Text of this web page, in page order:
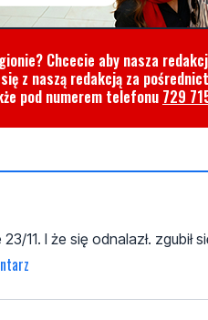
Chcecie aby nasza
z naszą redakcją za
pod numerem telefonu 729
11. I że się odnalazł. zgubił